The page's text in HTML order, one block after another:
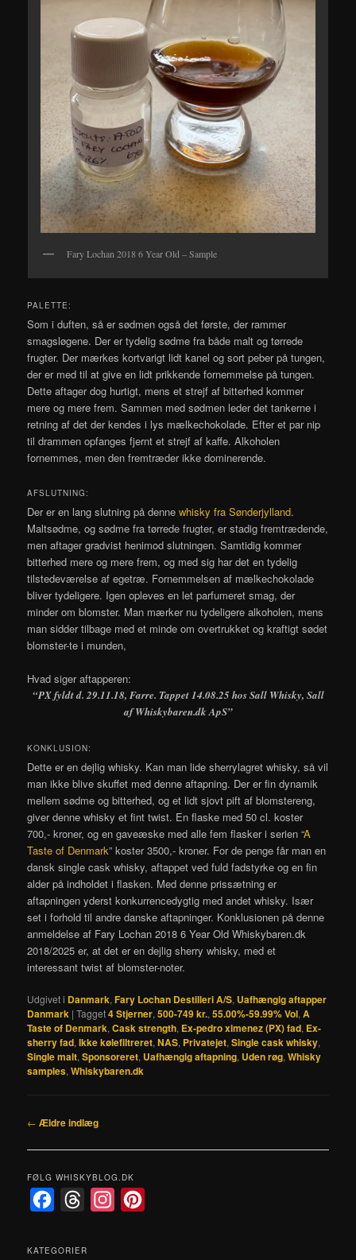
Fary Lochan 2018 6 Year Old – Sample
PALETTE:
Som i duften, så er sødmen også det første, der rammer
smagsløgene. Der er tydelig sødme fra både malt og tørrede
frugter. Der mærkes kortvarigt lidt kanel og sort peber på tungen,
der er med til at give en lidt prikkende fornemmelse på tungen.
Dette aftager dog hurtigt, mens et strejf af bitterhed kommer
mere og mere frem. Sammen med sødmen leder det tankerne i
retning af det der kendes i lys mælkechokolade. Efter et par nip
til drammen opfanges fjernt et strejf af kaffe. Alkoholen
fornemmes, men den fremtræder ikke dominerende.
AFSLUTNING:
Der er en lang slutning på dennewhisky fra Sønderjylland.
Maltsødme, og sødme fra tørrede frugter, er stadig fremtrædende,
men aftager gradvist henimod slutningen. Samtidig kommer
bitterhed mere og mere frem, og med sig har det en tydelig
tilstedeværelse af egetræ. Fornemmelsen af mælkechokolade
bliver tydeligere. Igen opleves en let parfumeret smag, der
minder om blomster. Man mærker nu tydeligere alkoholen, mens
man sidder tilbage med et minde om overtrukket og kraftigt sødet
blomster-te i munden,
Hvad siger aftapperen:
“PX fyldt d. 29.11.18, Farre. Tappet 14.08.25 hos Sall Whisky, Sall
af Whiskybaren.dk ApS”
KONKLUSION:
Dette er en dejlig whisky. Kan man lide sherrylagret whisky, så vil
man ikke blive skuffet med denne aftapning. Der er fin dynamik
mellem sødme og bitterhed, og et lidt sjovt pift af blomstereng,
giver denne whisky et fint twist. En flaske med 50 cl. koster
700,- kroner, og en gaveæske med alle fem flasker i serien “A
Taste of Denmark” koster 3500,- kroner. For de penge får man en
dansk single cask whisky, aftappet ved fuld fadstyrke og en fin
alder på indholdet i flasken. Med denne prissætning er
aftapningen yderst konkurrencedygtig med andet whisky. Især
set i forhold til andre danske aftapninger. Konklusionen på denne
anmeldelse af Fary Lochan 2018 6 Year Old Whiskybaren.dk
2018/2025 er, at det er en dejlig sherry whisky, med et
interessant twist af blomster-noter.
Udgivet i Danmark,Fary Lochan Destilleri A/S, Uafhængig aftapper
Danmark |Tagget4 Stjerner,500-749 kr.,55.00%-59.99% Vol,A
Taste of Denmark,Cask strength, Ex-pedro ximenez (PX) fad, Ex-
sherry fad,Ikke kølefiltreret,NAS, Privatejet,Single cask whisky,
Single malt,Sponsoreret, Uafhængig aftapning, Uden røg,Whisky
samples,Whiskybaren.dk
Indlægsnavigation
← Ældre indlæg
FØLG WHISKYBLOG.DK
c
r
KATEGORIER